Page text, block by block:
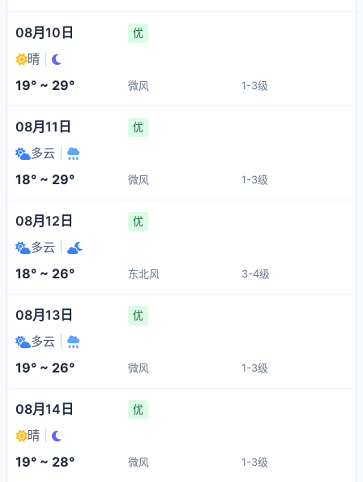
08月10日 优
晴
19° ~ 29° 微风 1-3级
08月11日 优
多云
18° ~ 29° 微风 1-3级
08月12日 优
多云
18° ~ 26° 东北风 3-4级
08月13日 优
多云
19° ~ 26° 微风 1-3级
08月14日 优
晴
19° ~ 28° 微风 1-3级